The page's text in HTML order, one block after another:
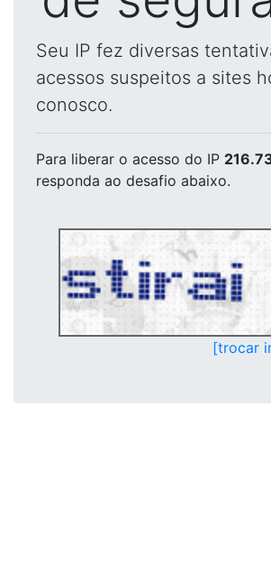
Seu IP fez diversas
acessos suspeitos a sites
conosco.
Para liberar o acesso do IP
responda ao desafio abaixo.
[trocar